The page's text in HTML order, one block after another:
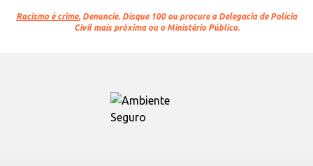
Racismo é crime. Denuncie. Disque 100 ou procure a Delegacia de Polícia
Civil mais próxima ou o Ministério Público.